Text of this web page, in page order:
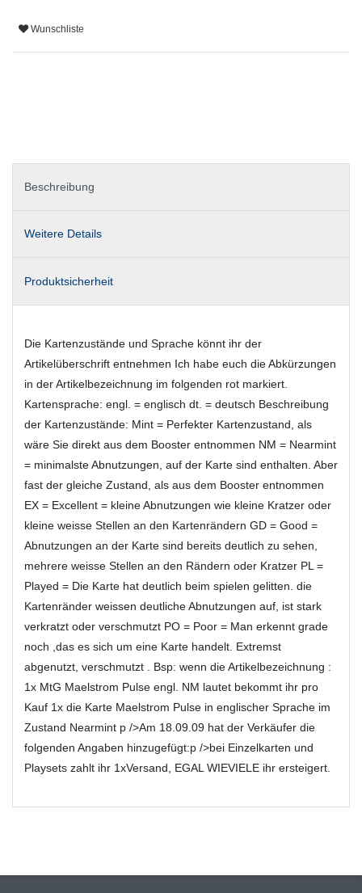
Wunschliste
Beschreibung
Weitere Details
Produktsicherheit
Die Kartenzustände und Sprache könnt ihr der
Artikelüberschrift entnehmen Ich habe euch die Abkürzungen
in der Artikelbezeichnung im folgenden rot markiert.
Kartensprache: engl. = englisch dt. = deutsch Beschreibung
der Kartenzustände: Mint = Perfekter Kartenzustand, als
wäre Sie direkt aus dem Booster entnommen NM = Nearmint
= minimalste Abnutzungen, auf der Karte sind enthalten. Aber
fast der gleiche Zustand, als aus dem Booster entnommen
EX = Excellent = kleine Abnutzungen wie kleine Kratzer oder
kleine weisse Stellen an den Kartenrändern GD = Good =
Abnutzungen an der Karte sind bereits deutlich zu sehen,
mehrere weisse Stellen an den Rändern oder Kratzer PL =
Played = Die Karte hat deutlich beim spielen gelitten. die
Kartenränder weissen deutliche Abnutzungen auf, ist stark
verkratzt oder verschmutzt PO = Poor = Man erkennt grade
noch ,das es sich um eine Karte handelt. Extremst
abgenutzt, verschmutzt . Bsp: wenn die Artikelbezeichnung :
1x MtG Maelstrom Pulse engl. NM lautet bekommt ihr pro
Kauf 1x die Karte Maelstrom Pulse in englischer Sprache im
Zustand Nearmint p />Am 18.09.09 hat der Verkäufer die
folgenden Angaben hinzugefügt:p />bei Einzelkarten und
Playsets zahlt ihr 1xVersand, EGAL WIEVIELE ihr ersteigert.